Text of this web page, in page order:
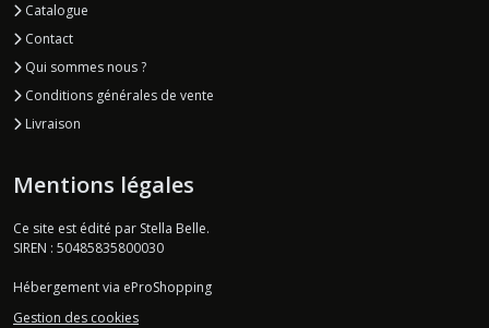
Catalogue
Contact
Qui sommes nous ?
Conditions générales de vente
Livraison
Mentions légales
Ce site est édité par Stella Belle.
SIREN : 50485835800030
Hébergement via eProShopping
Gestion des cookies